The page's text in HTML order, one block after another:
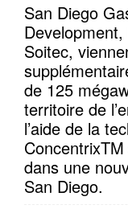
San Diego
Soitec,
de 125
territoire de
l’aide de la
dans une
San Diego.